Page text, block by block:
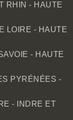
RHIN - HAUTE
LOIRE - HAUTE
- HAUTE
PYRÉNÉES -
- INDRE ET